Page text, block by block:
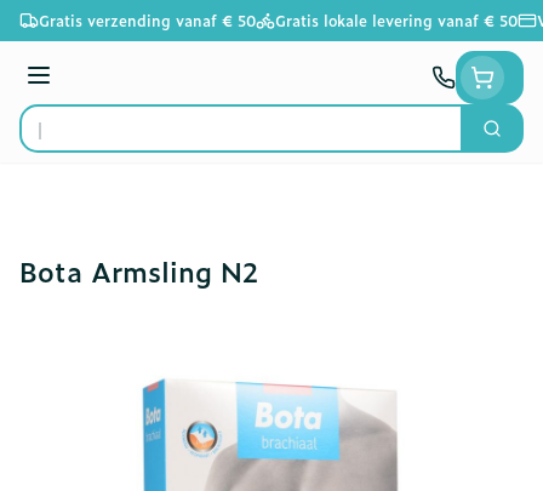
Ga naar de inhoud
Gratis verzending vanaf € 50 Gratis lokale levering vanaf € 50
Menu
Product, merk, categorie...
Zoek
Bota Armsling N2